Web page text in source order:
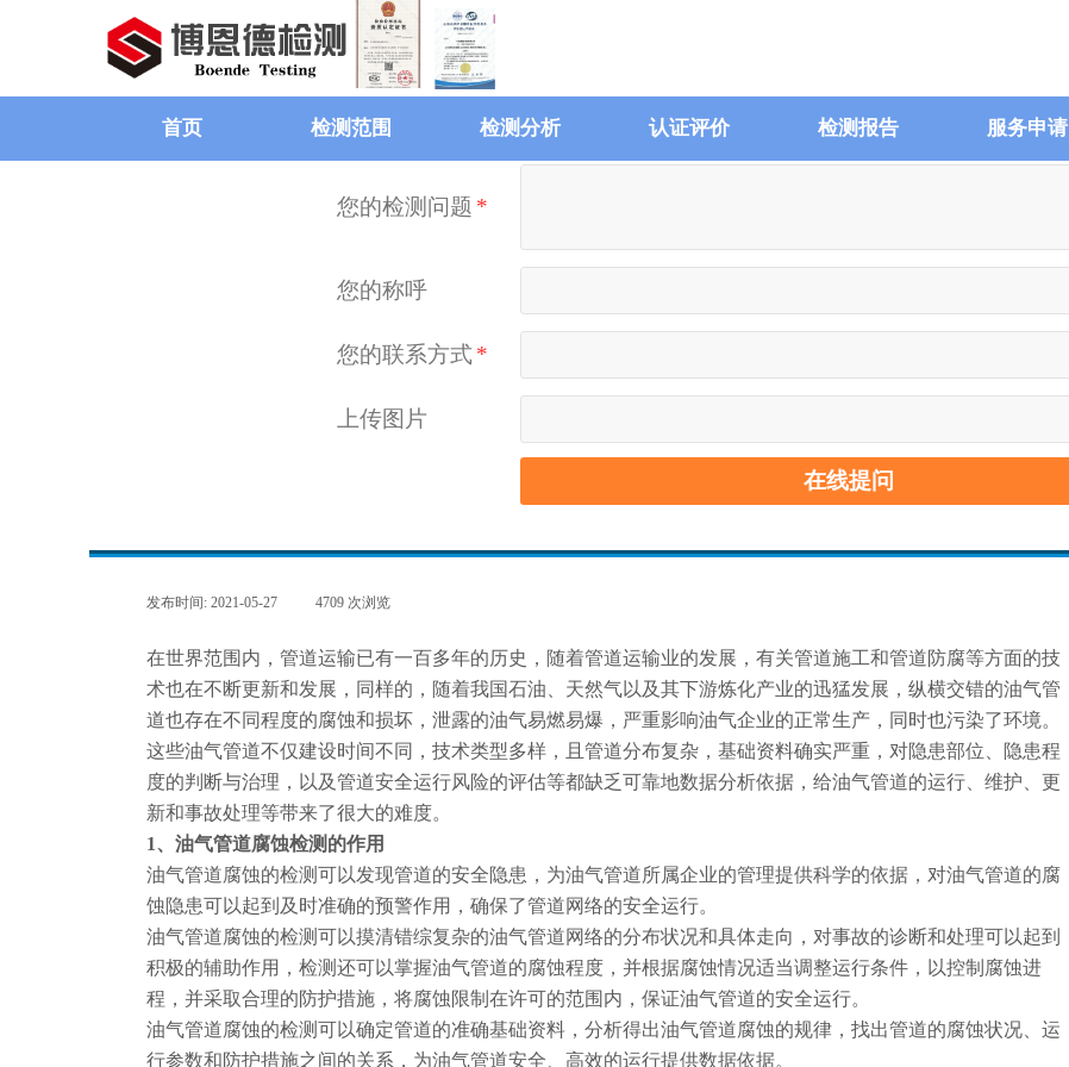
首页 检测范围 检测分析 认证评价 检测报告 服务申请
您的检测问题 *
您的称呼
您的联系方式*
上传图片
在线提问
发布时间: 2021-05-27 4709 次浏览
在世界范围内，管道运输已有一百多年的历史，随着管道运输业的发展，有关管道施工和管道防腐等方面的技
术也在不断更新和发展，同样的，随着我国石油、天然气以及其下游炼化产业的迅猛发展，纵横交错的油气管
道也存在不同程度的腐蚀和损坏，泄露的油气易燃易爆，严重影响油气企业的正常生产，同时也污染了环境。
这些油气管道不仅建设时间不同，技术类型多样，且管道分布复杂，基础资料确实严重，对隐患部位、隐患程
度的判断与治理，以及管道安全运行风险的评估等都缺乏可靠地数据分析依据，给油气管道的运行、维护、更
新和事故处理等带来了很大的难度。
1、油气管道腐蚀检测的作用
油气管道腐蚀的检测可以发现管道的安全隐患，为油气管道所属企业的管理提供科学的依据，对油气管道的腐
蚀隐患可以起到及时准确的预警作用，确保了管道网络的安全运行。
油气管道腐蚀的检测可以摸清错综复杂的油气管道网络的分布状况和具体走向，对事故的诊断和处理可以起到
积极的辅助作用，检测还可以掌握油气管道的腐蚀程度，并根据腐蚀情况适当调整运行条件，以控制腐蚀进
程，并采取合理的防护措施，将腐蚀限制在许可的范围内，保证油气管道的安全运行。
油气管道腐蚀的检测可以确定管道的准确基础资料，分析得出油气管道腐蚀的规律，找出管道的腐蚀状况、运
行参数和防护措施之间的关系，为油气管道安全、高效的运行提供数据依据。